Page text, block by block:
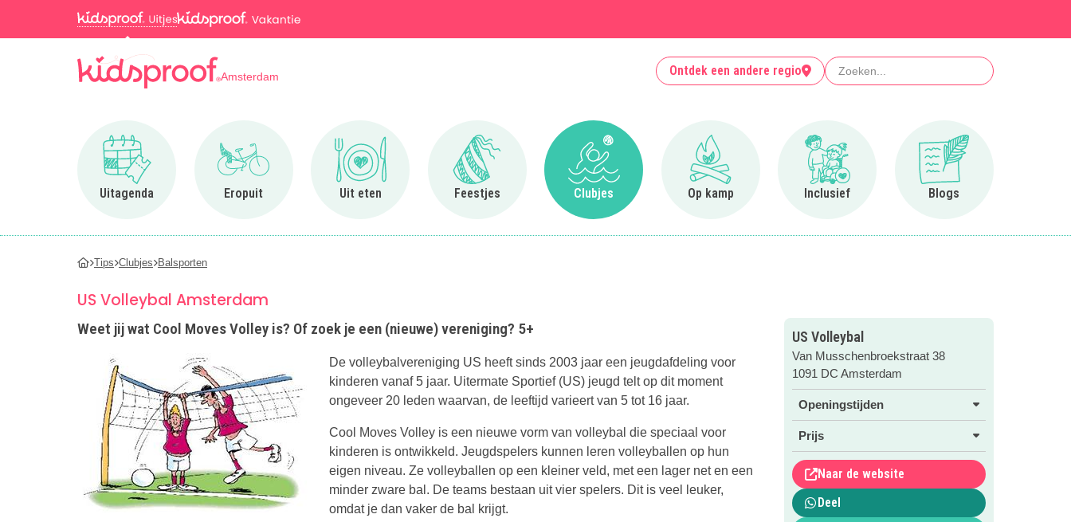
Amsterdam Ontdek een andere regio Zoeken
Uitagenda
Ga naar Uitagenda
Eropuit
Ga naar Eropuit
Uit eten
Ga naar Uit eten
Feestjes
Ga naar Feestjes
Clubjes
Ga naar Clubjes
Op kamp
Ga naar Op kamp
Inclusief
Ga naar Inclusief
Blogs
Ga naar Blogs
Tips Clubjes Balsporten
US Volleybal Amsterdam
Weet jij wat Cool Moves Volley is? Of zoek je een (nieuwe) vereniging? 5+
De volleybalvereniging US heeft sinds 2003 jaar een jeugdafdeling voor
kinderen vanaf 5 jaar. Uitermate Sportief (US) jeugd telt op dit moment
ongeveer 20 leden waarvan, de leeftijd varieert van 5 tot 16 jaar.
Cool Moves Volley is een nieuwe vorm van volleybal die speciaal voor
kinderen is ontwikkeld. Jeugdspelers kunnen leren volleyballen op hun
eigen niveau. Ze volleyballen op een kleiner veld, met een lager net en een
minder zware bal. De teams bestaan uit vier spelers. Dit is veel leuker,
omdat je dan vaker de bal krijgt.
US Volleybal
Van Musschenbroekstraat 38
1091 DC Amsterdam
Openingstijden
Prijs
Naar de website
Deel